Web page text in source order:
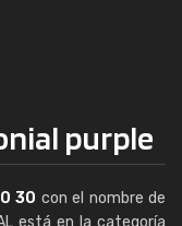
purple
30 con el nombre de
está en la categoría